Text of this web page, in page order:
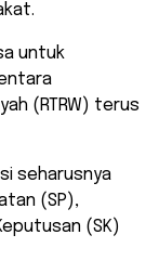
untuk
(RTRW) terus
seharusnya
(SP),
(SK)